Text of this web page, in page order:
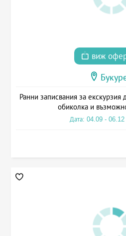
виж
Ранни записвания за
обиколка и
Дата: 04.09 - 06.12